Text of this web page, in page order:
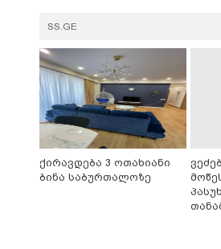
SS.GE
ქირავდება 3 ოთახიანი
ბინა საბურთალოზე